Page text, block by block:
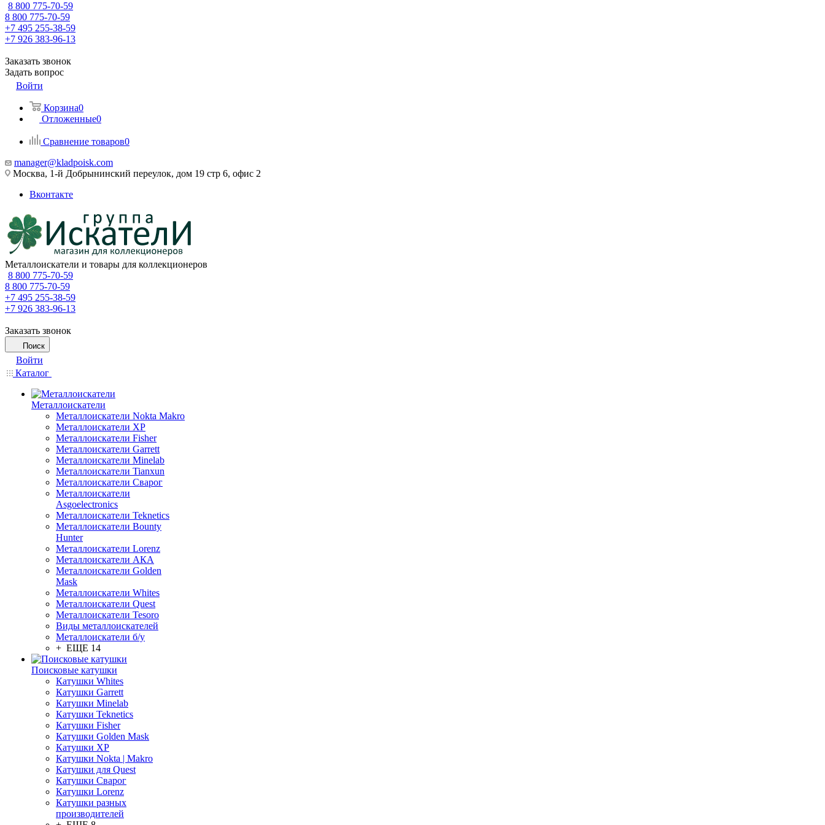
8 800 775-70-59
8 800 775-70-59
+7 495 255-38-59
+7 926 383-96-13
Заказать звонок
Задать вопрос
Войти
Корзина0
Отложенные0
Сравнение товаров0
manager@kladpoisk.com
Москва, 1-й Добрынинский переулок, дом 19 стр 6, офис 2
Вконтакте
Металлоискатели и товары для коллекционеров
8 800 775-70-59
8 800 775-70-59
+7 495 255-38-59
+7 926 383-96-13
Заказать звонок
Поиск
Войти
Каталог
Металлоискатели
Металлоискатели Nokta Makro
Металлоискатели XP
Металлоискатели Fisher
Металлоискатели Garrett
Металлоискатели Minelab
Металлоискатели Tianxun
Металлоискатели Сварог
Металлоискатели
Asgoelectronics
Металлоискатели Teknetics
Металлоискатели Bounty
Hunter
Металлоискатели Lorenz
Металлоискатели АКА
Металлоискатели Golden
Mask
Металлоискатели Whites
Металлоискатели Quest
Металлоискатели Tesoro
Виды металлоискателей
Металлоискатели б/у
+ ЕЩЕ 14
Поисковые катушки
Катушки Whites
Катушки Garrett
Катушки Minelab
Катушки Teknetics
Катушки Fisher
Катушки Golden Mask
Катушки XP
Катушки Nokta | Makro
Катушки для Quest
Катушки Сварог
Катушки Lorenz
Катушки разных
производителей